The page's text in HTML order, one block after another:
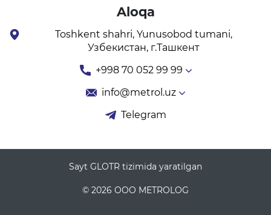
Aloqa
Toshkent shahri, Yunusobod tumani,
Узбекистан, г.Ташкент
+998 70 052 99 99
info@metrol.uz
Telegram
Sayt GLOTR tizimida yaratilgan
© 2026 OOO METROLOG